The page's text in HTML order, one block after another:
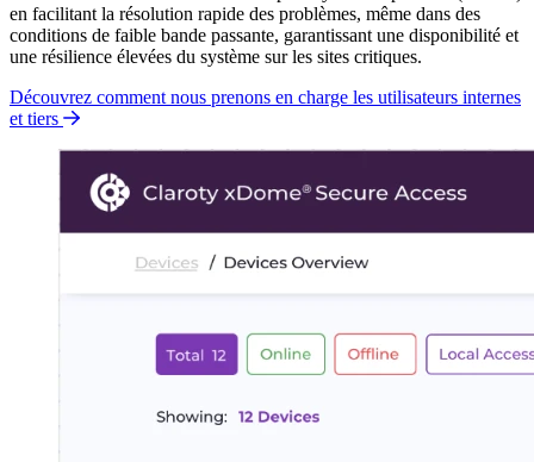
en facilitant la résolution rapide des problèmes, même dans des
conditions de faible bande passante, garantissant une disponibilité et
une résilience élevées du système sur les sites critiques.
Découvrez comment nous prenons en charge les utilisateurs internes
et tiers